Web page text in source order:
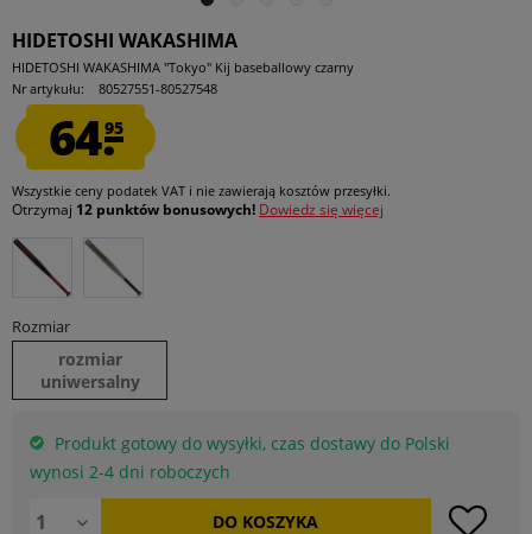
HIDETOSHI WAKASHIMA
HIDETOSHI WAKASHIMA "Tokyo" Kij baseballowy czarny
Nr artykułu:
80527551-80527548
64.95
Wszystkie ceny podatek VAT i nie zawierają kosztów przesyłki.
Otrzymaj 12 punktów bonusowych! Dowiedz się więcej
Rozmiar
rozmiar
uniwersalny
Produkt gotowy do wysyłki, czas dostawy do Polski
wynosi 2-4 dni roboczych
DO KOSZYKA